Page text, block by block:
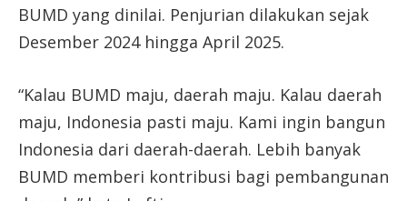
BUMD yang dinilai. Penjurian dilakukan sejak
Desember 2024 hingga April 2025.
“Kalau BUMD maju, daerah maju. Kalau daerah
maju, Indonesia pasti maju. Kami ingin bangun
Indonesia dari daerah-daerah. Lebih banyak
BUMD memberi kontribusi bagi pembangunan